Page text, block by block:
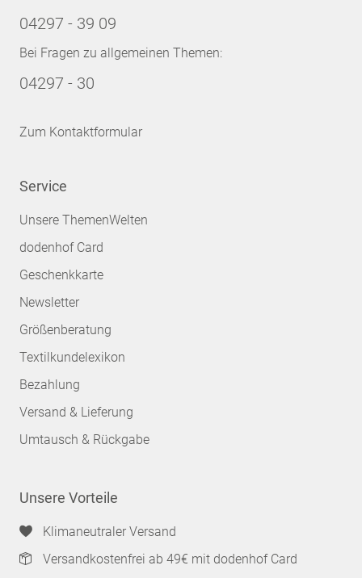
04297 - 39 09
Bei Fragen zu allgemeinen Themen:
04297 - 30
Zum Kontaktformular
Service
Unsere ThemenWelten
dodenhof Card
Geschenkkarte
Newsletter
Größenberatung
Textilkundelexikon
Bezahlung
Versand & Lieferung
Umtausch & Rückgabe
Unsere Vorteile
Klimaneutraler Versand
Versandkostenfrei ab 49€ mit dodenhof Card